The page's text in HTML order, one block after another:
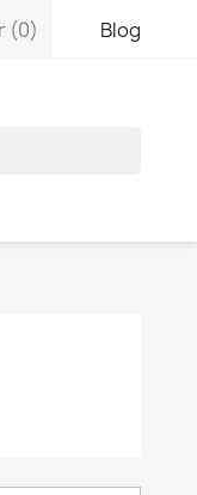
(0) Blog